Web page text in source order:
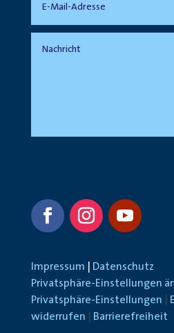
Impressum
Datenschutz
Privatsphäre-Einstellungen
Privatsphäre-Einstellungen
widerrufen
Barrierefreiheit